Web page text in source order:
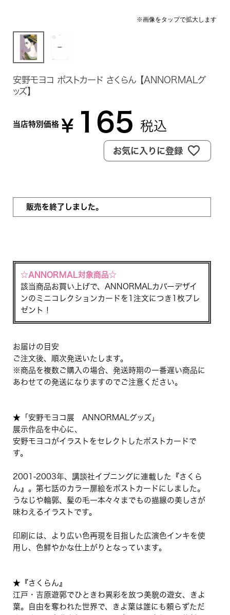
安野モヨコ ポストカード さくらん 【ANNORMALグ
ッズ】
当店特別価格 ¥ 165 税込
お気に入りに登録
販売を終了しました。
☆ANNORMAL対象商品☆
該当商品お買い上げで、ANNORMALカバーデザイ
ンのミニコレクションカードを1注文につき1枚プレ
ゼント！
お届けの目安
ご注文後、順次発送いたします。
※商品を複数ご購入の場合、発送時期の一番遅い商品に
あわせての発送になりますのでご注意ください。
★「安野モヨコ展 ANNORMALグッズ」
展示作品を中心に、
安野モヨコがイラストをセレクトしたポストカードで
す。
2001-2003年、講談社イブニングに連載した『さくら
ん』。第七話のカラー扉絵をポストカードにしました。
うなじや輪郭、髪の毛一本々々までもの描線の美しさが
味わえるイラストです。
印刷には、より広い色再現を目指した広演色インキを使
用し、色鮮やかな仕上がりとなっています。
★『さくらん』
江戸・吉原遊郭でひときわ異彩を放つ美貌の遊女、きよ
葉。自由を奪われた世界で、きよ葉は誰にも頼らずただ